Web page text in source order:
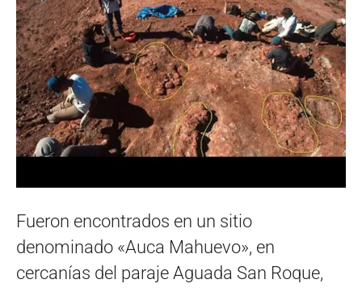
Fueron encontrados en un sitio
denominado «Auca Mahuevo», en
cercanías del paraje Aguada San Roque,